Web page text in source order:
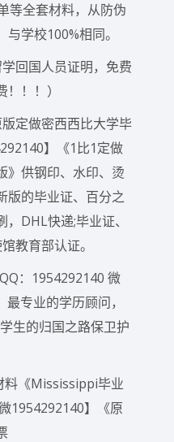
等全套材料，从防伪
学校100%相同。
回国人员证明，免费
！！）
定做密西西比大学毕
】《1比1定做
》供钢印、水印、烫
版的毕业证、百分之
DHL快递;毕业证、
教育部认证。
：1954292140 微
专业的学历顾问，
生的归国之路保卫护
料《Mississippi毕业
1954292140】《原